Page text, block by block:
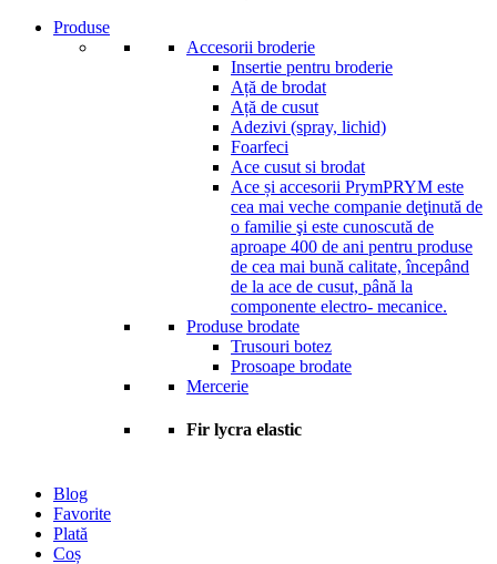
Produse
Accesorii broderie
Insertie pentru broderie
Ață de brodat
Ață de cusut
Adezivi (spray, lichid)
Foarfeci
Ace cusut si brodat
Ace și accesorii PrymPRYM este
cea mai veche companie deţinută de
o familie şi este cunoscută de
aproape 400 de ani pentru produse
de cea mai bună calitate, începând
de la ace de cusut, până la
componente electro- mecanice.
Produse brodate
Trusouri botez
Prosoape brodate
Mercerie
Fir lycra elastic
Blog
Favorite
Plată
Coș